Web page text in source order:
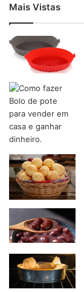
Mais Vistas